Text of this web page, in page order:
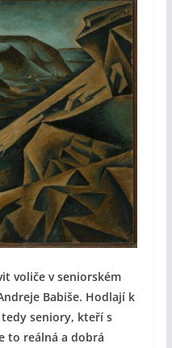
voliče v seniorském
Babiše. Hodlají k
seniory, kteří s
to reálná a dobrá